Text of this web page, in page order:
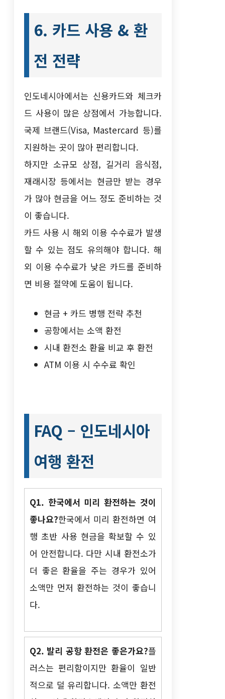
6. 카드 사용 & 환
전 전략
인도네시아에서는 신용카드와 체크카
드 사용이 많은 상점에서 가능합니다.
국제 브랜드(Visa, Mastercard 등)를
지원하는 곳이 많아 편리합니다.
하지만 소규모 상점, 길거리 음식점,
재래시장 등에서는 현금만 받는 경우
가 많아 현금을 어느 정도 준비하는 것
이 좋습니다.
카드 사용 시 해외 이용 수수료가 발생
할 수 있는 점도 유의해야 합니다. 해
외 이용 수수료가 낮은 카드를 준비하
면 비용 절약에 도움이 됩니다.
현금 + 카드 병행 전략 추천
공항에서는 소액 환전
시내 환전소 환율 비교 후 환전
ATM 이용 시 수수료 확인
FAQ – 인도네시아
여행 환전
Q1. 한국에서 미리 환전하는 것이
좋나요?한국에서 미리 환전하면 여
행 초반 사용 현금을 확보할 수 있
어 안전합니다. 다만 시내 환전소가
더 좋은 환율을 주는 경우가 있어
소액만 먼저 환전하는 것이 좋습니
다.
Q2. 발리 공항 환전은 좋은가요?플
러스는 편리함이지만 환율이 일반
적으로 덜 유리합니다. 소액만 환전